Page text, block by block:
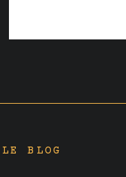
LE BLOG